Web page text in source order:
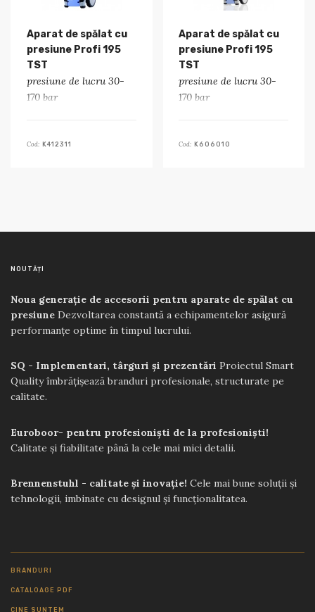
Aparat de spălat cu
presiune Profi 195
TST
presiune de lucru 30-
170 bar
Cod: K412311
Aparat de spălat cu
presiune Profi 195
TST
presiune de lucru 30-
170 bar
Cod: K606010
NOUTĂȚI
Noua generație de accesorii pentru aparate de spălat cu
presiune Dezvoltarea constantă a echipamentelor asigură
performanțe optime în timpul lucrului.
SQ - Implementari, târguri și prezentări Proiectul Smart
Quality îmbrățișează branduri profesionale, structurate pe
calitate.
Euroboor- pentru profesioniști de la profesioniști!
Calitate și fiabilitate până la cele mai mici detalii.
Brennenstuhl - calitate și inovație! Cele mai bune soluții și
tehnologii, imbinate cu designul și funcționalitatea.
BRANDURI
CATALOAGE PDF
CINE SUNTEM